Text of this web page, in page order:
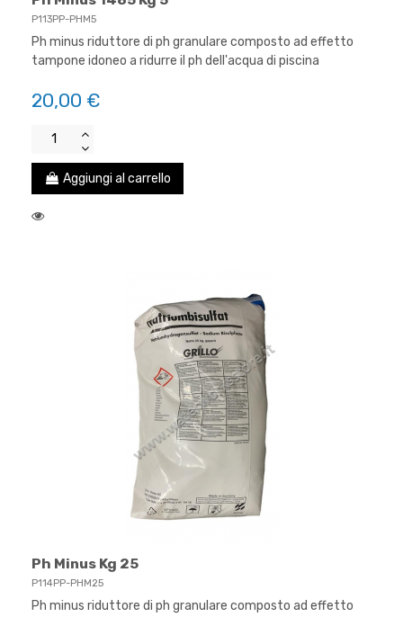
P113PP-PHM5
Ph minus riduttore di ph granulare composto ad effetto
tampone idoneo a ridurre il ph dell'acqua di piscina
20,00 €
Aggiungi al carrello
Ph Minus Kg 25
P114PP-PHM25
Ph minus riduttore di ph granulare composto ad effetto